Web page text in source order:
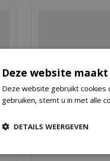
Yellow Sun Extra
Deze website
Deze website gebruikt
gebruiken, stemt u in met alle
DETAILS WEERGEVEN